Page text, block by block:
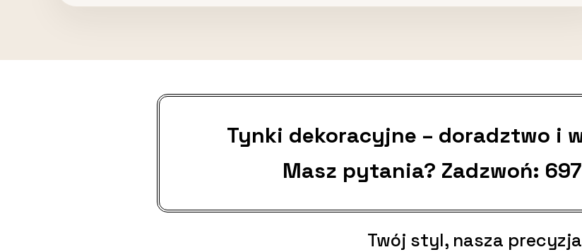
Tynki dekoracyjne – doradztwo i
Masz pytania? Zadzwoń:
Twój styl, nasza precyzja